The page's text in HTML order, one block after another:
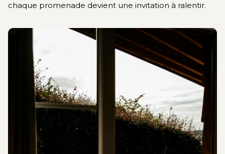
chaque promenade devient une invitation à ralentir.